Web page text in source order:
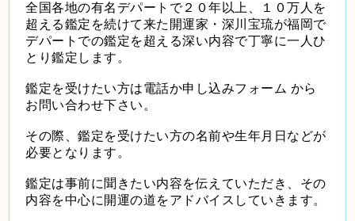
全国各地の有名デパートで２０年以上、１０万人を
超える鑑定を続けて来た開運家・深川宝琉が福岡で
デパートでの鑑定を超える深い内容で丁寧に一人ひ
とり鑑定します。
鑑定を受けたい方は電話か申し込みフォーム から
お問い合わせ下さい。
その際、鑑定を受けたい方の名前や生年月日などが
必要となります。
鑑定は事前に聞きたい内容を伝えていただき、その
内容を中心に開運の道をアドバイスしていきます。